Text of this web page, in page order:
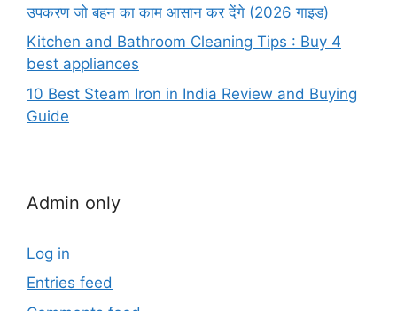
उपकरण जो बहन का काम आसान कर देंगे (2026 गाइड)
Kitchen and Bathroom Cleaning Tips : Buy 4
best appliances
10 Best Steam Iron in India Review and Buying
Guide
Admin only
Log in
Entries feed